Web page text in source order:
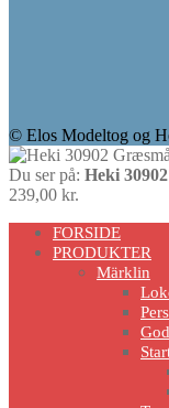
© Elos Modeltog og
Du ser på: Heki
239,00 kr.
Scroll
Up
FORSIDE
PRODUKTER
Märklin